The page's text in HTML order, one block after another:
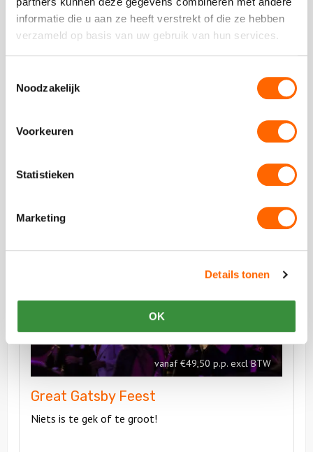
informatie die u aan ze heeft verstrekt of die ze hebben
verzameld op basis van uw gebruik van hun services.
Noodzakelijk
Voorkeuren
Statistieken
Marketing
Details tonen
OK
cijfer
een
5
Bekijk alle reviews
Bekijk
Great
Feest
vanaf €49,50 p.p. excl BTW
Great Gatsby Feest
Niets is te gek of te groot!
Great